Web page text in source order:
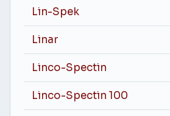
Lin-Spek
Linar
Linco-Spectin
Linco-Spectin 100